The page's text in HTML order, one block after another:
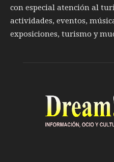
con especial atención al
actividades, eventos,
exposiciones, turismo y